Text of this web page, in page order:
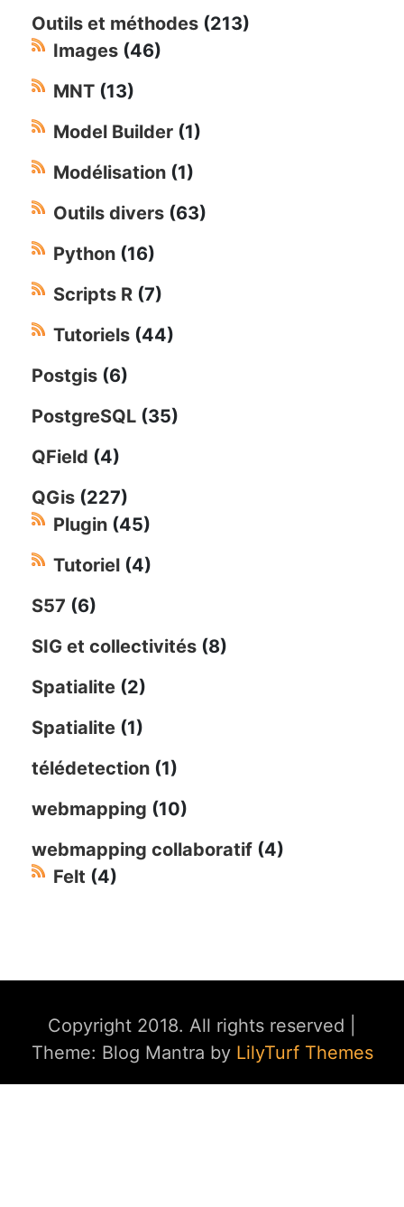
Outils et méthodes (213)
Images (46)
MNT (13)
Model Builder (1)
Modélisation (1)
Outils divers (63)
Python (16)
Scripts R (7)
Tutoriels (44)
Postgis (6)
PostgreSQL (35)
QField (4)
QGis (227)
Plugin (45)
Tutoriel (4)
S57 (6)
SIG et collectivités (8)
Spatialite (2)
Spatialite (1)
télédetection (1)
webmapping (10)
webmapping collaboratif (4)
Felt (4)
Copyright 2018. All rights reserved
Theme: Blog Mantra by LilyTurf Themes